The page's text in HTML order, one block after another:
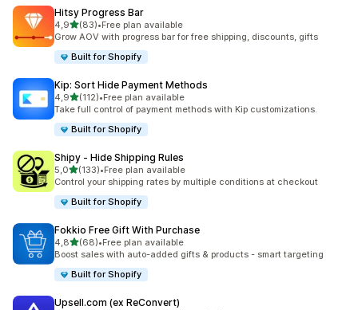
Hitsy Progress Bar
4,9de 5 estrelas
(83)
83 total de avaliações
•Free plan available
Grow AOV with progress bar for free shipping, discounts, gifts
Built for Shopify
Kip: Sort Hide Payment Methods
4,9de 5 estrelas
(112)
112 total de avaliações
•Free plan available
Take full control of payment methods with Kip customizations.
Built for Shopify
Shipy ‑ Hide Shipping Rules
5,0de 5 estrelas
(133)
133 total de avaliações
•Free plan available
Control your shipping rates by multiple conditions at checkout
Built for Shopify
Fokkio Free Gift With Purchase
4,8de 5 estrelas
(68)
68 total de avaliações
•Free plan available
Boost sales with auto-added gifts & products - smart targeting
Built for Shopify
Upsell.com (ex ReConvert)